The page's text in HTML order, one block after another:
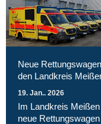
Neue
den Landkreis
19. Jan.. 2026
Im Landkreis
neue Rettungswagen